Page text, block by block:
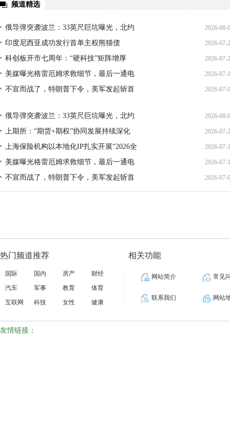
频道精选
俄导弹突袭波兰：33英尺巨坑曝光，北约 2026-08-
印度尼西亚成功发行首单主权熊猫债 2026-07-
科创板开市七周年：“硬科技”矩阵增厚 2026-07-
美媒曝光格雷厄姆求救细节，最后一通电 2026-07-
不宣而战了，特朗普下令，美军发起斩首 2026-07-
俄导弹突袭波兰：33英尺巨坑曝光，北约 2026-08-
上期所：“期货+期权”协同发展持续深化 2026-07-
上海保险机构以本地化IP扎实开展“2026全 2026-07-
美媒曝光格雷厄姆求救细节，最后一通电 2026-07-
不宣而战了，特朗普下令，美军发起斩首 2026-07-
热门频道推荐
国际 国内 房产
财经
汽车
军事 教育
体育
互联网
科技 女性 健康
相关功能
网站简介 常见
联系我们 网站
友情链接：